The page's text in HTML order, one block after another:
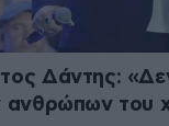
Δάντης:
ανθρώπων του